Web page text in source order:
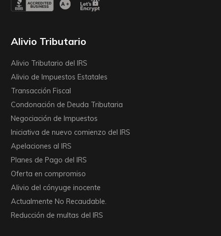
Alivio Tributario
Alivio Tributario del IRS
Alivio de Impuestos Estatales
Transacción Fiscal
Condonación de Deuda Tributaria
Negociación de Impuestos
Iniciativa de nuevo comienzo del IRS
Apelaciones al IRS
Planes de Pago del IRS
Oferta en compromiso
Alivio del cónyuge inocente
Actualmente No Recaudable.
Reducción de multas del IRS